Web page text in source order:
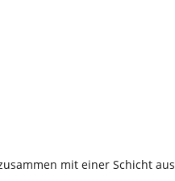
mit einer Schicht aus